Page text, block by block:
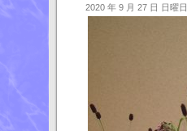
2020 年 9 月 27 日 日曜日